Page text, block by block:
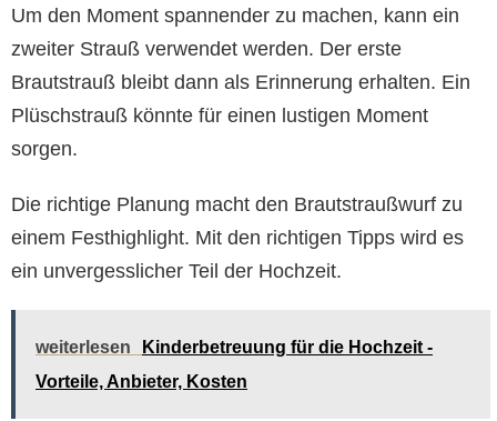
Um den Moment spannender zu machen, kann ein
zweiter Strauß verwendet werden. Der erste
Brautstrauß bleibt dann als Erinnerung erhalten. Ein
Plüschstrauß könnte für einen lustigen Moment
sorgen.
Die richtige Planung macht den Brautstraußwurf zu
einem Festhighlight. Mit den richtigen Tipps wird es
ein unvergesslicher Teil der Hochzeit.
weiterlesen
Kinderbetreuung für die Hochzeit -
Vorteile, Anbieter, Kosten